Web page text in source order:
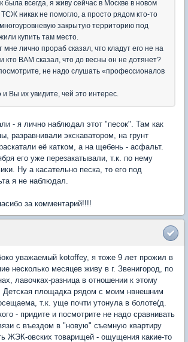
была всегда, я живу сейчас в Москве в новом
никак не помогло, а просто рядом кто-то
закрытую территорию под
купить там место.
мне лично прораб сказал, что кладут его не на
и кто ВАМ сказал, что до весны он не дотянет?
не надо слушать «профессионалов
Вы их увидите, чей это интерес.
- я лично наблюдал этот "песок". Там как
разравнивали экскаватором, на грунт
её катком, а на щебень - асфальт.
его уже перезакатывали, т.к. по нему
Ну а касательно песка, то его под
я не наблюдал.
за комментарий!!!!
уважаемый kotoffey, я тоже 9 лет прожил в
несколько месяцев живу в г. Звенигород, по
лавочках-разница в отношении к этому
площадка рядом с моим нвнешним
т.к. уще почти утонула в болоте(д.
- придите и посмотрите не надо сравнивать
с въездом в "новую" съемную квартиру
ЖЭК-овских товарищей - ощущения какие-то